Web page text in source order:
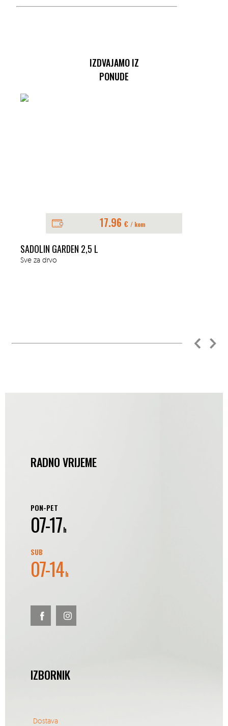
IZDVAJAMO IZ
PONUDE
17.96 € / kom
SADOLIN GARDEN 2,5 L
Sve za drvo
RADNO VRIJEME
PON-PET
07-17h
SUB
07-14h
IZBORNIK
Dostava